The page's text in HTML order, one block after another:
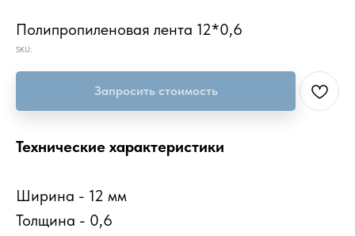
Полипропиленовая лента 12*0,6
SKU:
Запросить стоимость
Технические характеристики
Ширина - 12 мм
Толщина - 0,6